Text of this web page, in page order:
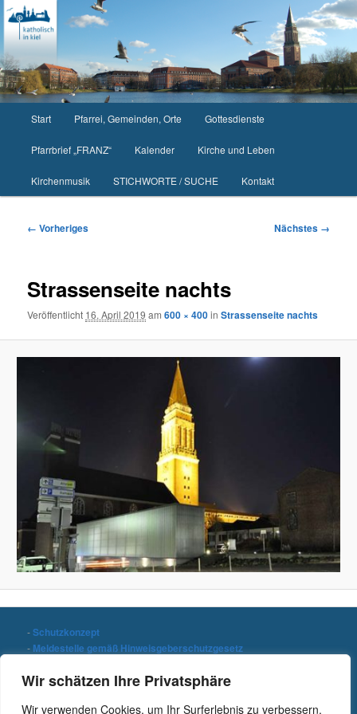
Wir schätzen Ihre Privatsphäre
Wir verwenden Cookies, um Ihr Surferlebnis zu verbessern,
Zum
primären
Inhalt
springen
Start Pfarrei, Gemeinden, Orte Gottesdienste
Pfarrbrief „FRANZ“ Kalender Kirche und Leben
Kirchenmusik STICHWORTE / SUCHE Kontakt
Bilder-
← Vorheriges Nächstes →
Strassenseite nachts
Veröffentlicht 16. April 2019 am600 × 400inStrassenseite nachts
-Schutzkonzept
- Meldestelle gemäß Hinweisgeberschutzgesetz
-Impressum